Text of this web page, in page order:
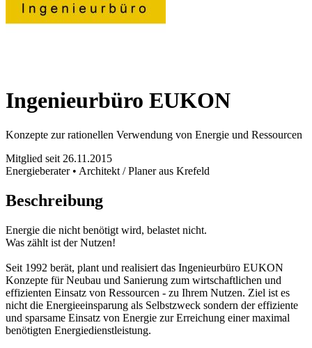
Ingenieurbüro EUKON
Konzepte zur rationellen Verwendung von Energie und Ressourcen
Mitglied seit 26.11.2015
Energieberater • Architekt / Planer aus Krefeld
Beschreibung
Energie die nicht benötigt wird, belastet nicht.
Was zählt ist der Nutzen!
Seit 1992 berät, plant und realisiert das Ingenieurbüro EUKON
Konzepte für Neubau und Sanierung zum wirtschaftlichen und
effizienten Einsatz von Ressourcen - zu Ihrem Nutzen. Ziel ist es
nicht die Energieeinsparung als Selbstzweck sondern der effiziente
und sparsame Einsatz von Energie zur Erreichung einer maximal
benötigten Energiedienstleistung.